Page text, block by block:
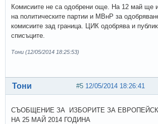
Комисиите не са одобрени още. На 12 май
на политическите партии и МВнР за
комисиите зад граница. ЦИК одобрява и
списъците.
Тони (12/05/2014 18:25:53)
#5 12/05/2014 18:26:41
Тони
СЪОБЩЕНИЕ ЗА ИЗБОРИТЕ ЗА
НА 25 МАЙ 2014 ГОДИНА